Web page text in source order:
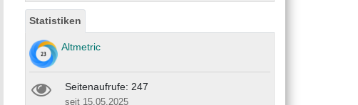
Statistiken
Altmetric
Seitenaufrufe: 247
seit 15.05.2025